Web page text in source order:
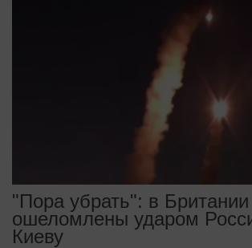
"Пора убрать": в Британии
ошеломлены ударом
Киеву